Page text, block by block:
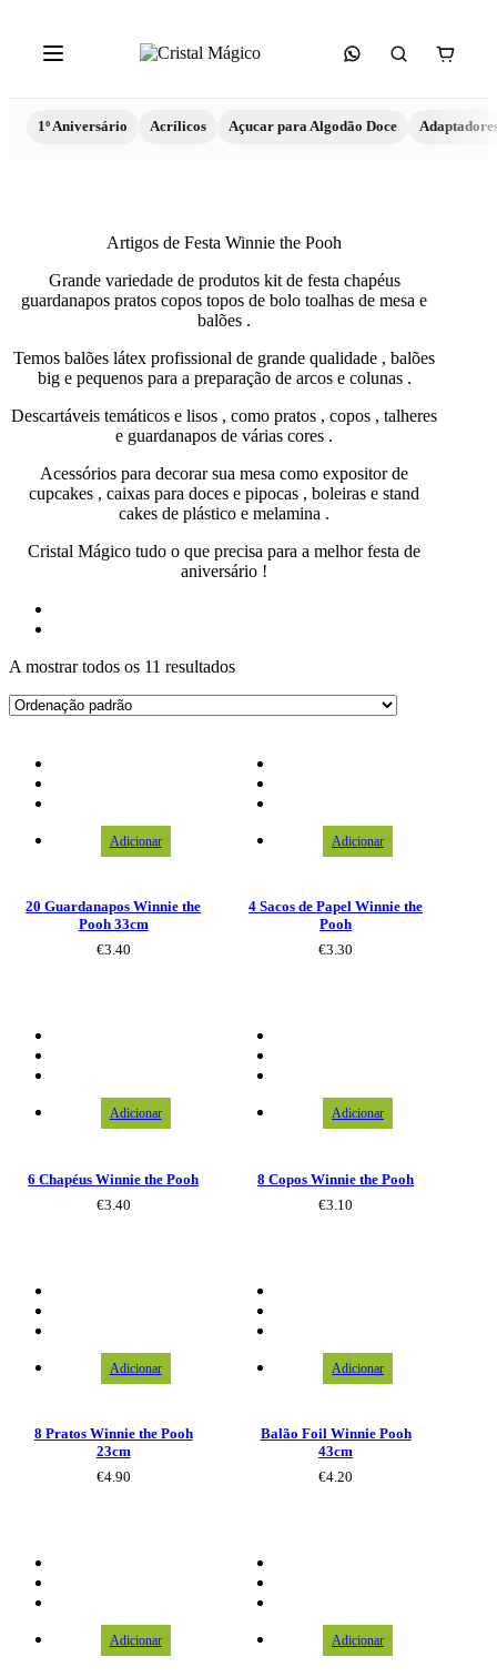
1º Aniversário Acrílicos Açucar para Algodão Doce
Artigos de Festa Winnie the Pooh
Grande variedade de produtos kit de festa chapéus
guardanapos pratos copos topos de bolo toalhas de mesa e
balões .
Temos balões látex profissional de grande qualidade , balões
big e pequenos para a preparação de arcos e colunas .
Descartáveis temáticos e lisos , como pratos , copos , talheres
e guardanapos de várias cores .
Acessórios para decorar sua mesa como expositor de
cupcakes , caixas para doces e pipocas , boleiras e stand
cakes de plástico e melamina .
Cristal Mágico tudo o que precisa para a melhor festa de
aniversário !
A mostrar todos os 11 resultados
Adicionar
20 Guardanapos Winnie the
Pooh 33cm
€3.40
Adicionar
4 Sacos de Papel Winnie the
Pooh
€3.30
Adicionar
6 Chapéus Winnie the Pooh
€3.40
Adicionar
8 Copos Winnie the Pooh
€3.10
Adicionar
8 Pratos Winnie the Pooh
23cm
€4.90
Adicionar
Balão Foil Winnie Pooh
43cm
€4.20
Adicionar Adicionar